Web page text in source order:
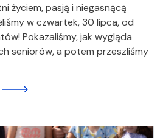
życiem, pasją i niegasnącą
w czwartek, 30 lipca, od
Pokazaliśmy, jak wygląda
seniorów, a potem przeszliśmy